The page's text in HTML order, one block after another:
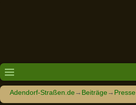
Adendorf-Straßen.de→ Beiträge→ Presse